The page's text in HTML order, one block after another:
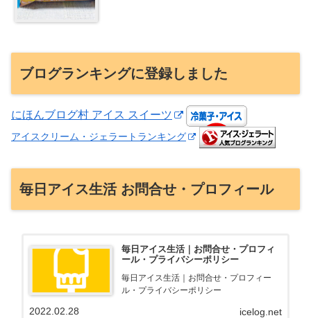
ブログランキングに登録しました
にほんブログ村 アイス スイーツ
アイスクリーム・ジェラートランキング
毎日アイス生活 お問合せ・プロフィール
毎日アイス生活｜お問合せ・プロフィ
ール・プライバシーポリシー
毎日アイス生活｜お問合せ・プロフィー
ル・プライバシーポリシー
icelog.net
2022.02.28